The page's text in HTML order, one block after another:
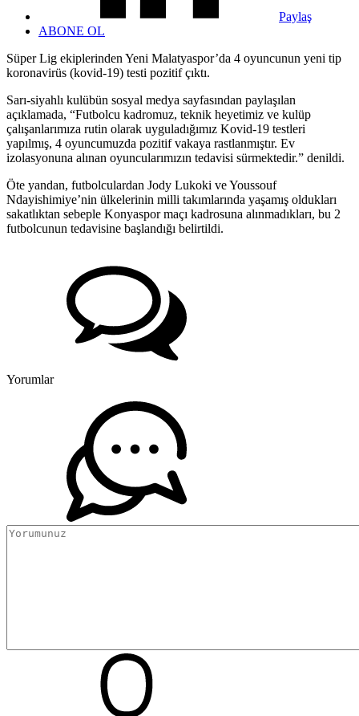
Paylaş
ABONE OL
Süper Lig ekiplerinden Yeni Malatyaspor’da 4 oyuncunun yeni tip
koronavirüs (kovid-19) testi pozitif çıktı.
Sarı-siyahlı kulübün sosyal medya sayfasından paylaşılan
açıklamada, “Futbolcu kadromuz, teknik heyetimiz ve kulüp
çalışanlarımıza rutin olarak uyguladığımız Kovid-19 testleri
yapılmış, 4 oyuncumuzda pozitif vakaya rastlanmıştır. Ev
izolasyonuna alınan oyuncularımızın tedavisi sürmektedir.” denildi.
Öte yandan, futbolculardan Jody Lukoki ve Youssouf
Ndayishimiye’nin ülkelerinin milli takımlarında yaşamış oldukları
sakatlıktan sebeple Konyaspor maçı kadrosuna alınmadıkları, bu 2
futbolcunun tedavisine başlandığı belirtildi.
Yorumlar